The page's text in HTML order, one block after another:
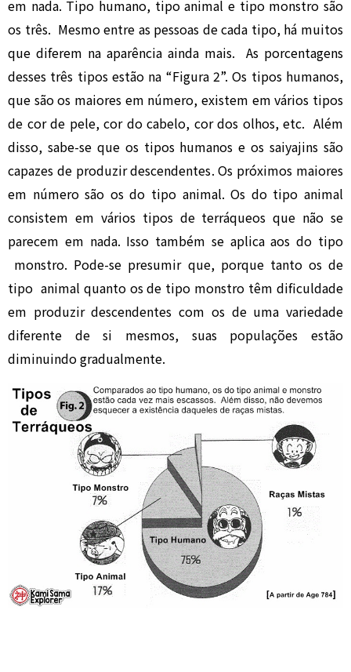
em nada. Tipo humano, tipo animal e tipo monstro são
os três. Mesmo entre as pessoas de cada tipo, há muitos
que diferem na aparência ainda mais. As porcentagens
desses três tipos estão na “Figura 2”. Os tipos humanos,
que são os maiores em número, existem em vários tipos
de cor de pele, cor do cabelo, cor dos olhos, etc. Além
disso, sabe-se que os tipos humanos e os saiyajins são
capazes de produzir descendentes. Os próximos maiores
em número são os do tipo animal. Os do tipo animal
consistem em vários tipos de terráqueos que não se
parecem em nada. Isso também se aplica aos do tipo
monstro. Pode-se presumir que, porque tanto os de
tipo animal quanto os de tipo monstro têm dificuldade
em produzir descendentes com os de uma variedade
diferente de si mesmos, suas populações estão
diminuindo gradualmente.